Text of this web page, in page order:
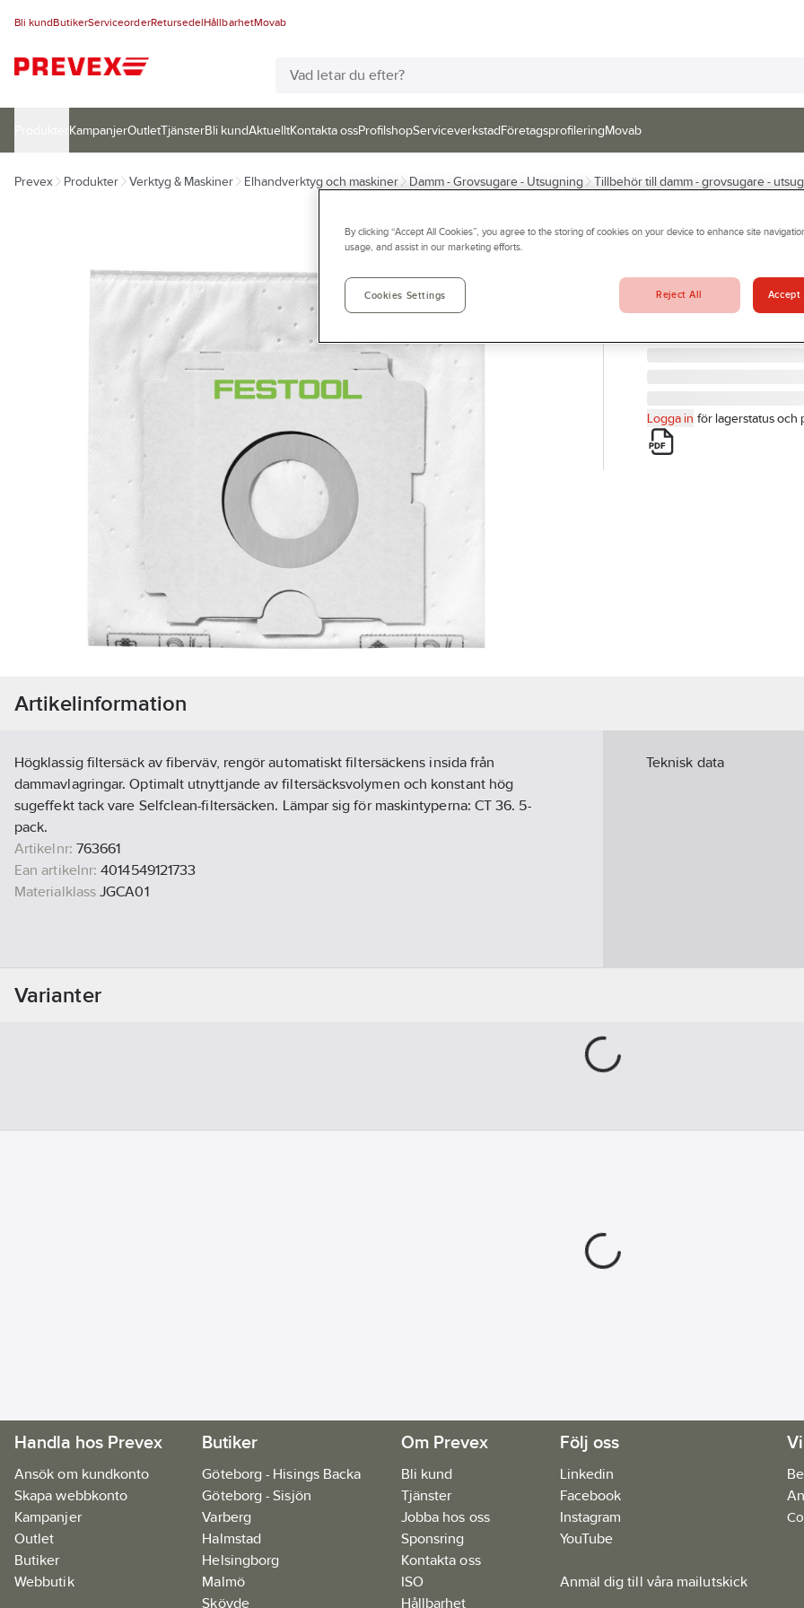
Bli kundButikerServiceorderRetursedelHållbarhetMovab
KampanjerOutletTjänsterBli kundAktuelltKontakta ossProfilshopServiceverkstadFöretagsprofileringMovab
Prevex Produkter Verktyg & Maskiner Elhandverktyg och maskiner Damm - Grovsugare - Utsugning Tillbehör till damm - grovsugare -
FESTOOL
FILTERSÄCK SC-FIS-CT
Artikelnr: 763661
Logga in för lagerstatus och
Artikelinformation
Högklassig filtersäck av fiberväv, rengör automatiskt filtersäckens insida från
dammavlagringar. Optimalt utnyttjande av filtersäcksvolymen och konstant hög
sugeffekt tack vare Selfclean-filtersäcken. Lämpar sig för maskintyperna: CT 36. 5-
pack.
Artikelnr: 763661
Ean artikelnr: 4014549121733
Materialklass JGCA01
Teknisk data
Varianter
Handla hos Prevex
Ansök om kundkonto
Skapa webbkonto
Kampanjer
Outlet
Butiker
Webbutik
Butiker
Göteborg - Hisings Backa
Göteborg - Sisjön
Varberg
Halmstad
Helsingborg
Malmö
Skövde
Om Prevex
Bli kund
Tjänster
Jobba hos oss
Sponsring
Kontakta oss
ISO
Hållbarhet
Följ oss
Linkedin
Facebook
Instagram
YouTube
Anmäl dig till våra mailutskick
By clicking “Accept All Cookies”, you agree to the storing of cookies on your device to enhance site
usage, and assist in our marketing efforts.
Cookies Settings Reject All Accept